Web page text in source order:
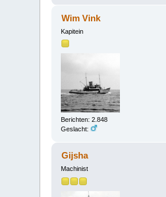
Wim Vink
Kapitein
Berichten: 2.848
Geslacht:
Gijsha
Machinist